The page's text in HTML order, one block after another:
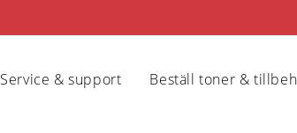
Service & support Beställ toner &